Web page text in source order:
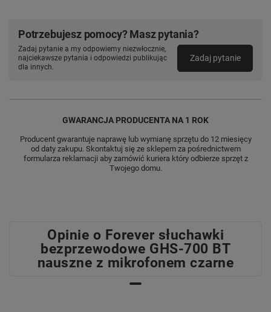
W OPAKOWANIU:
słuchawki Bluetooth GHS‑700,
instrukcja obsługi.
Potrzebujesz pomocy? Masz pytania?
Zadaj pytanie a my odpowiemy niezwłocznie,
najciekawsze pytania i odpowiedzi publikując
dla innych.
Zadaj pytanie
GWARANCJA PRODUCENTA NA 1 ROK
Producent gwarantuje naprawę lub wymianę sprzętu do 12 miesięcy
od daty zakupu. Skontaktuj się ze sklepem za pośrednictwem
formularza reklamacji aby zamówić kuriera który odbierze sprzęt z
Twojego domu.
Opinie o Forever słuchawki
bezprzewodowe GHS-700 BT
nauszne z mikrofonem czarne